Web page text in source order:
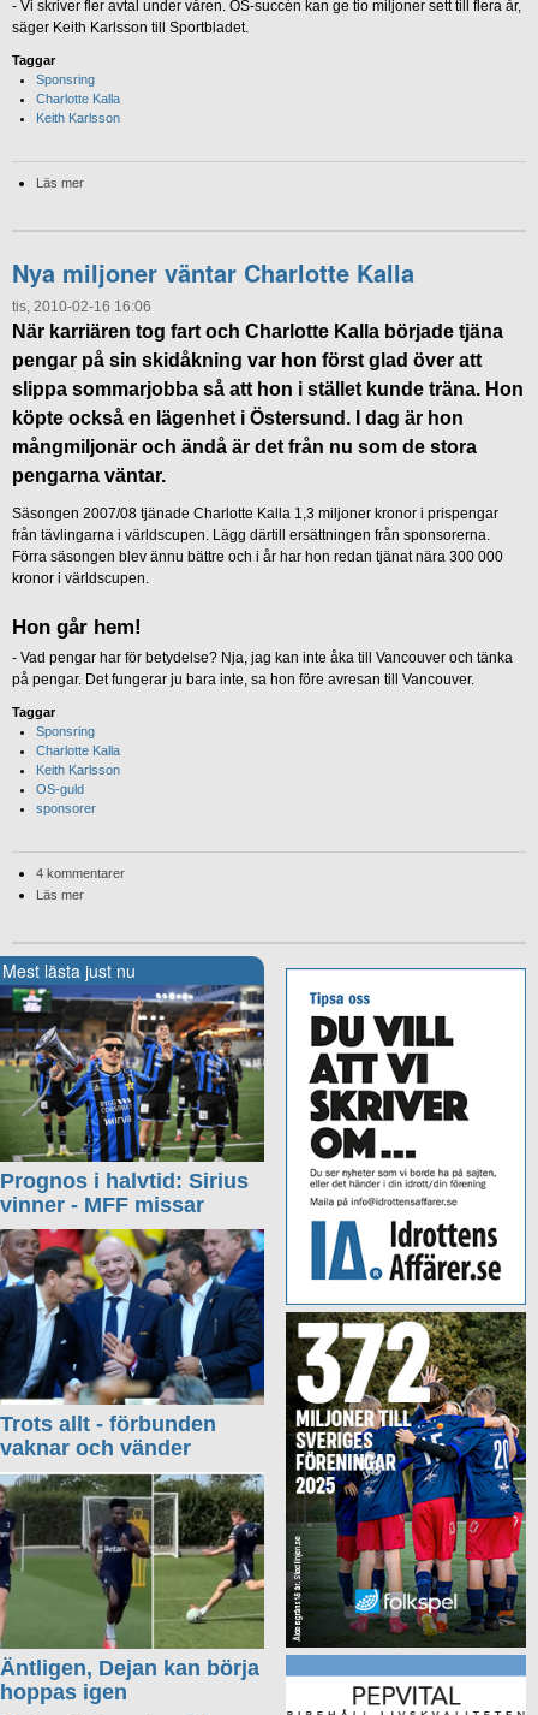
- Vi skriver fler avtal under våren. OS-succén kan ge tio miljoner sett till flera år,
säger Keith Karlsson till Sportbladet.
Taggar
Sponsring
Charlotte Kalla
Keith Karlsson
Läs mer
Nya miljoner väntar Charlotte Kalla
tis, 2010-02-16 16:06
När karriären tog fart och Charlotte Kalla började tjäna
pengar på sin skidåkning var hon först glad över att
slippa sommarjobba så att hon i stället kunde träna. Hon
köpte också en lägenhet i Östersund. I dag är hon
mångmiljonär och ändå är det från nu som de stora
pengarna väntar.
Säsongen 2007/08 tjänade Charlotte Kalla 1,3 miljoner kronor i prispengar
från tävlingarna i världscupen. Lägg därtill ersättningen från sponsorerna.
Förra säsongen blev ännu bättre och i år har hon redan tjänat nära 300 000
kronor i världscupen.
Hon går hem!
- Vad pengar har för betydelse? Nja, jag kan inte åka till Vancouver och tänka
på pengar. Det fungerar ju bara inte, sa hon före avresan till Vancouver.
Taggar
Sponsring
Charlotte Kalla
Keith Karlsson
OS-guld
sponsorer
4 kommentarer
Läs mer
Mest lästa just nu
Prognos i halvtid: Sirius
vinner - MFF missar
Trots allt - förbunden
vaknar och vänder
Äntligen, Dejan kan börja
hoppas igen